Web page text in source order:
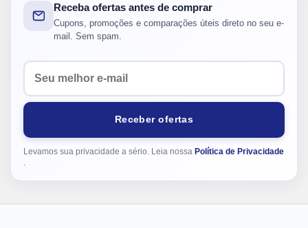
Receba ofertas antes de comprar
Cupons, promoções e comparações úteis direto no seu e-
mail. Sem spam.
Seu e-mail
Receber ofertas
Levamos sua privacidade a sério. Leia nossa Política de Privacidade